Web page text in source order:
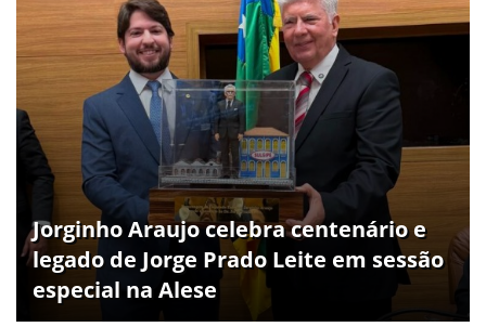
Jorginho Araujo celebra centenário e
legado de Jorge Prado Leite em sessão
especial na Alese